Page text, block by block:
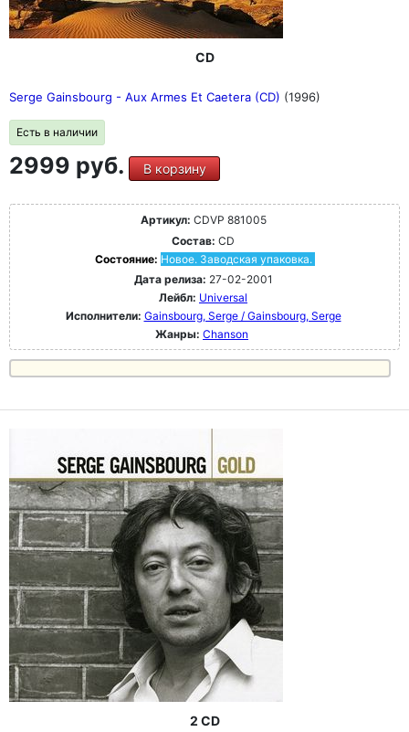
CD
Serge Gainsbourg - Aux Armes Et Caetera (CD) (1996)
Есть в наличии
2999 руб. В корзину
Артикул: CDVP 881005
Состав: CD
Состояние: Новое. Заводская упаковка.
Дата релиза: 27-02-2001
Лейбл: Universal
Исполнители: Gainsbourg, Serge / Gainsbourg, Serge
Жанры: Chanson
2 CD